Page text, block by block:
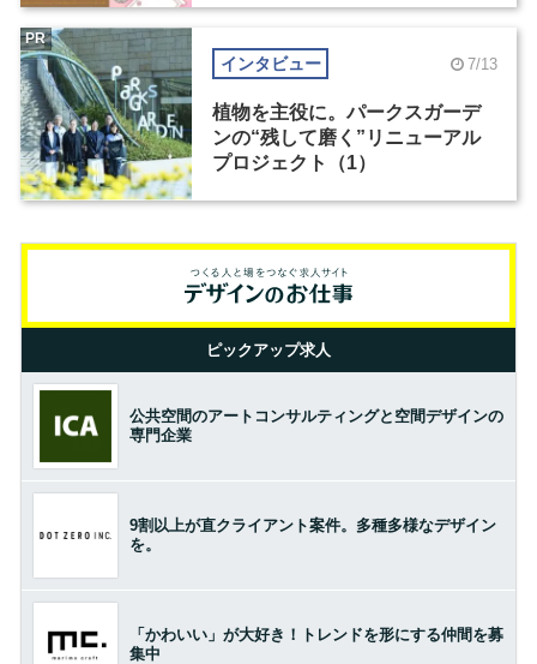
インタビュー 7/13
植物を主役に。パークスガーデ
ンの“残して磨く”リニューアル
プロジェクト（1）
PR
ピックアップ求人
公共空間のアートコンサルティングと空間デザインの
専門企業
9割以上が直クライアント案件。多種多様なデザイン
を。
「かわいい」が大好き！トレンドを形にする仲間を募
集中